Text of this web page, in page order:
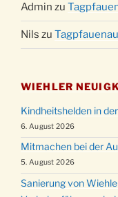
Admin zu
Nils zu
WIEHLER
Kindheitshelden in
6. August 2026
Mitmachen bei der
5. August 2026
Sanierung von